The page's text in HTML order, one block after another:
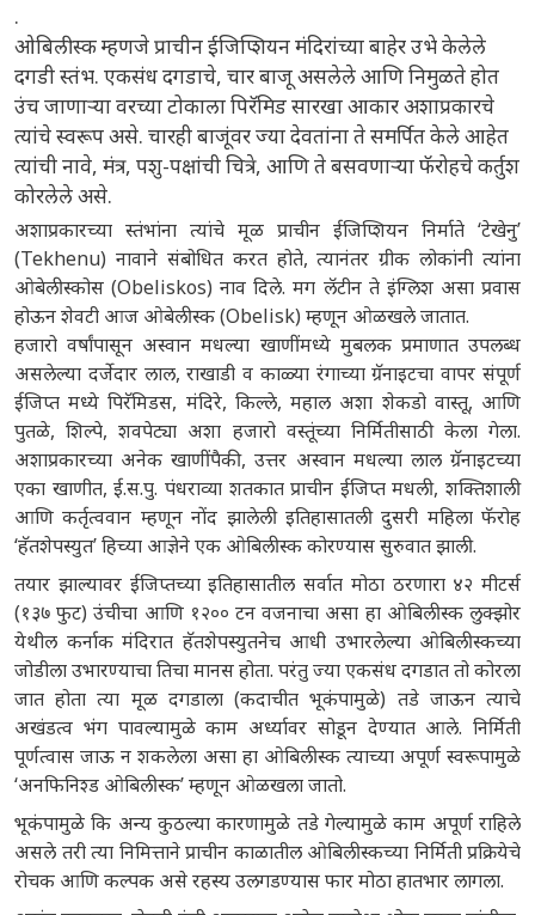
.
ओबिलीस्क म्हणजे प्राचीन ईजिप्शियन मंदिरांच्या बाहेर उभे केलेले
दगडी स्तंभ. एकसंध दगडाचे, चार बाजू असलेले आणि निमुळते होत
उंच जाणाऱ्या वरच्या टोकाला पिरॅमिड सारखा आकार अशाप्रकारचे
त्यांचे स्वरूप असे. चारही बाजूंवर ज्या देवतांना ते समर्पित केले आहेत
त्यांची नावे, मंत्र, पशु-पक्षांची चित्रे, आणि ते बसवणाऱ्या फॅरोहचे कर्तुश
कोरलेले असे.
अशाप्रकारच्या स्तंभांना त्यांचे मूळ प्राचीन ईजिप्शियन निर्माते ‘टेखेनु’
(Tekhenu) नावाने संबोधित करत होते, त्यानंतर ग्रीक लोकांनी त्यांना
ओबेलीस्कोस (Obeliskos) नाव दिले. मग लॅटीन ते इंग्लिश असा प्रवास
होऊन शेवटी आज ओबेलीस्क (Obelisk) म्हणून ओळखले जातात.
हजारो वर्षांपासून अस्वान मधल्या खाणींमध्ये मुबलक प्रमाणात उपलब्ध
असलेल्या दर्जेदार लाल, राखाडी व काळ्या रंगाच्या ग्रॅनाइटचा वापर संपूर्ण
ईजिप्त मध्ये पिरॅमिडस, मंदिरे, किल्ले, महाल अशा शेकडो वास्तू, आणि
पुतळे, शिल्पे, शवपेट्या अशा हजारो वस्तूंच्या निर्मितीसाठी केला गेला.
अशाप्रकारच्या अनेक खाणींपैकी, उत्तर अस्वान मधल्या लाल ग्रॅनाइटच्या
एका खाणीत, ई.स.पु. पंधराव्या शतकात प्राचीन ईजिप्त मधली, शक्तिशाली
आणि कर्तृत्ववान म्हणून नोंद झालेली इतिहासातली दुसरी महिला फॅरोह
‘हॅतशेपस्युत’ हिच्या आज्ञेने एक ओबिलीस्क कोरण्यास सुरुवात झाली.
तयार झाल्यावर ईजिप्तच्या इतिहासातील सर्वात मोठा ठरणारा ४२ मीटर्स
(१३७ फुट) उंचीचा आणि १२०० टन वजनाचा असा हा ओबिलीस्क लुक्झोर
येथील कर्नाक मंदिरात हॅतशेपस्युतनेच आधी उभारलेल्या ओबिलीस्कच्या
जोडीला उभारण्याचा तिचा मानस होता. परंतु ज्या एकसंध दगडात तो कोरला
जात होता त्या मूळ दगडाला (कदाचीत भूकंपामुळे) तडे जाऊन त्याचे
अखंडत्व भंग पावल्यामुळे काम अर्ध्यावर सोडून देण्यात आले. निर्मिती
पूर्णत्वास जाऊ न शकलेला असा हा ओबिलीस्क त्याच्या अपूर्ण स्वरूपामुळे
‘अनफिनिश्ड ओबिलीस्क’ म्हणून ओळखला जातो.
भूकंपामुळे कि अन्य कुठल्या कारणामुळे तडे गेल्यामुळे काम अपूर्ण राहिले
असले तरी त्या निमित्ताने प्राचीन काळातील ओबिलीस्कच्या निर्मिती प्रक्रियेचे
रोचक आणि कल्पक असे रहस्य उलगडण्यास फार मोठा हातभार लागला.